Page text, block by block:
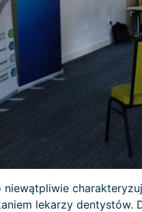
niewątpliwie
lekarzy dentystów.